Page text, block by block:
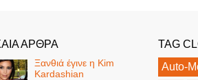
ΑΡΘΡΑ
Ξανθιά έγινε η Kim
Kardashian
TAG
Auto-